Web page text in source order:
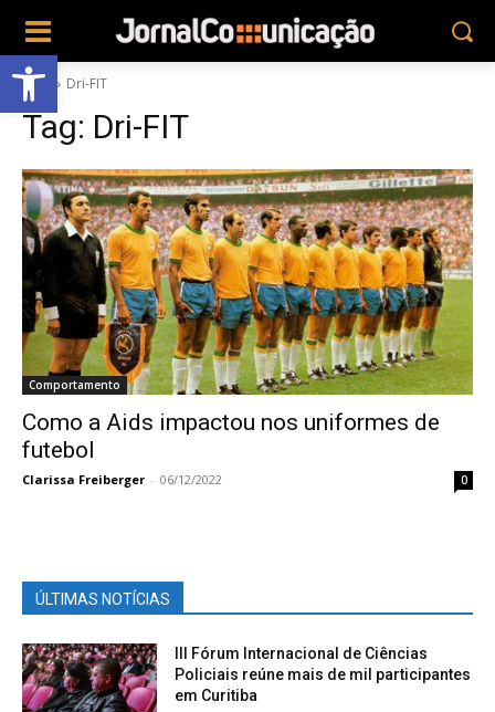
Abrir a barra de ferramentas
Tags Dri-FIT
Tag: Dri-FIT
Comportamento
Como a Aids impactou nos uniformes de
futebol
Clarissa Freiberger - 06/12/2022 0
ÚLTIMAS NOTÍCIAS
III Fórum Internacional de Ciências
Policiais reúne mais de mil participantes
em Curitiba